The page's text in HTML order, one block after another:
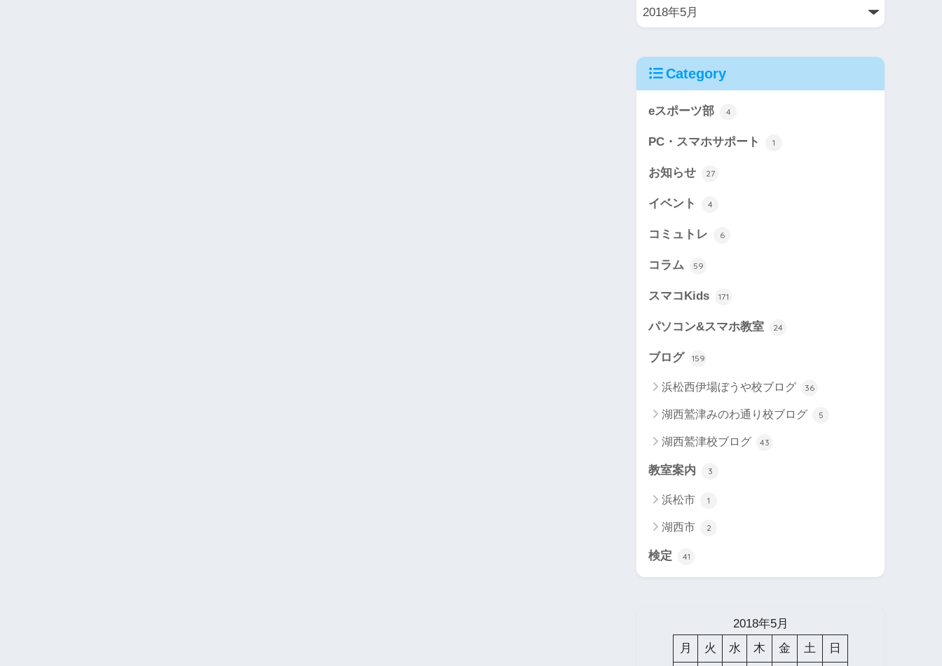
Category
eスポーツ部 4
PC・スマホサポート 1
お知らせ 27
イベント 4
コミュトレ 6
コラム 59
スマコKids 171
パソコン&スマホ教室 24
ブログ 159
浜松西伊場ぼうや校ブログ 36
湖西鷲津みのわ通り校ブログ 5
湖西鷲津校ブログ 43
教室案内 3
浜松市 1
湖西市 2
検定 41
2018年5月
月
火 水 木 金 土 日